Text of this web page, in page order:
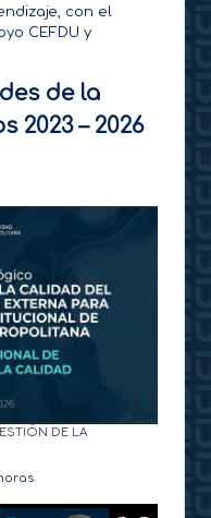
con el
CEFDU y
de la
2023 – 2026
DE LA